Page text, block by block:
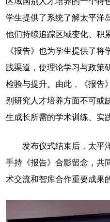
学生提供了系统了解太平洋
他们持续追踪区域变化、积
《报告》也为学生提供了
践渠道，使理论学习与政策
检验与提升。由此，《报告
别研究人才培养方面不可或
生成长所需的学术训练、实
发布仪式结束后，太平
手持《报告》合影留念，共
术交流和智库合作重要成果